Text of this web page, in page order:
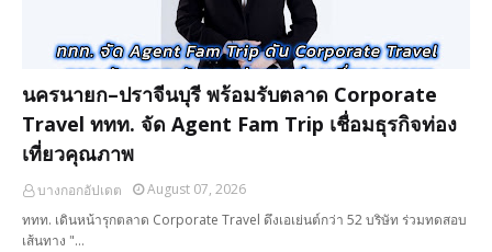
นครนายก–ปราจีนบุรี พร้อมรับตลาด Corporate
Travel ททท. จัด Agent Fam Trip เชื่อมธุรกิจท่อง
เที่ยวคุณภาพ
บางกอกอัปเดต
August 07, 2026
ททท. เดินหน้ารุกตลาด Corporate Travel ดึงเอเย่นต์กว่า 52 บริษัท ร่วมทดสอบ
เส้นทาง "…